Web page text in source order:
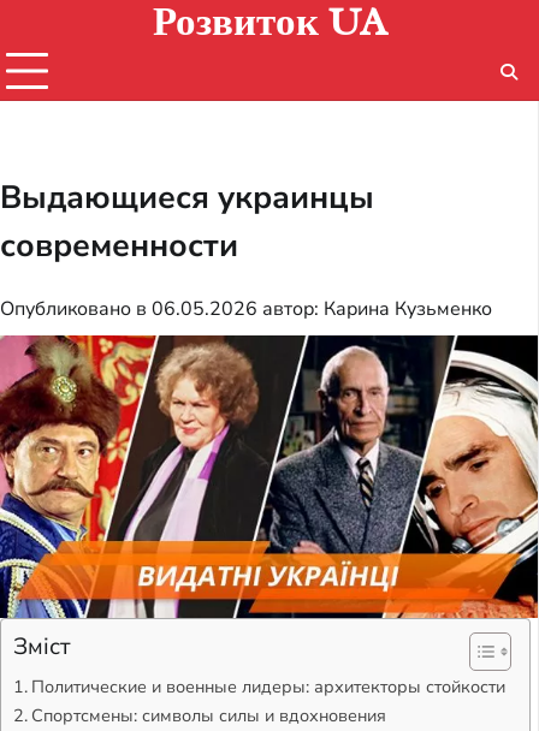
содержимому
Розвиток UA
Выдающиеся украинцы
современности
Опубликовано в 06.05.2026 автор: Карина Кузьменко
Зміст
Политические и военные лидеры: архитекторы стойкости
Спортсмены: символы силы и вдохновения